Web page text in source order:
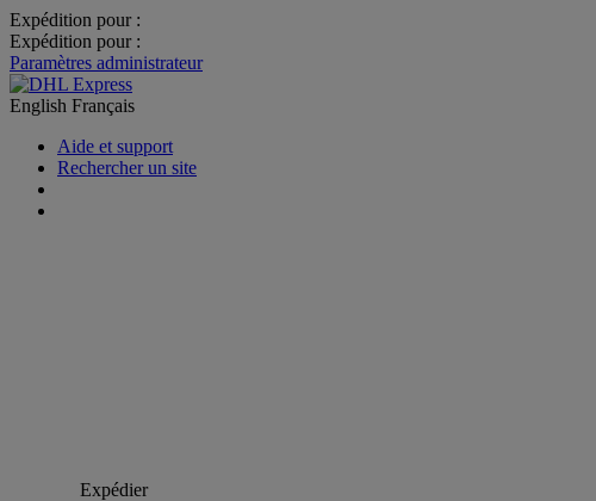
Expédition pour :
Expédition pour :
Paramètres administrateur
English Français
Aide et support
Rechercher un site
Expédier